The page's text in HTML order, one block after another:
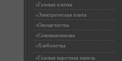
Газовая плитка
Электрическая плита
Овощечистка
Соковыжималка
Хлебопечка
Газовая варочная панель